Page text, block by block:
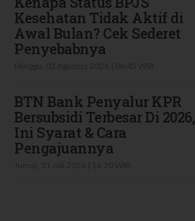
Kesehatan Tidak Aktif di
Awal Bulan? Cek Sederet
Penyebabnya
BTN Bank Penyalur KPR
Bersubsidi Terbesar Di 2026,
Ini Syarat & Cara
Pengajuannya